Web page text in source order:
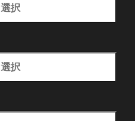
選択
選択